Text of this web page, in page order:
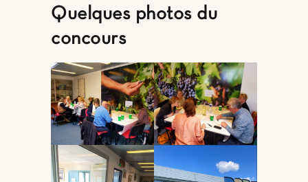
Quelques photos du
concours